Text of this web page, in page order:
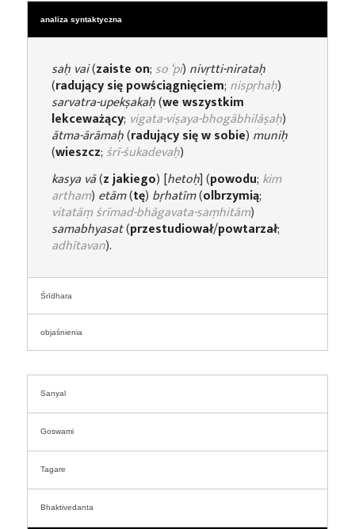
analiza syntaktyczna
saḥ vai(zaiste on; so ‘pi) nivṛtti-nirataḥ
(radujący się powściągnięciem; nispṛhaḥ)
sarvatra-upekṣakaḥ(we wszystkim
lekceważący; vigata-viṣaya-bhogābhilāṣaḥ)
ātma-ārāmaḥ(radujący się w sobie) muniḥ
(wieszcz; śrī-śukadevaḥ)
kasya vā(z jakiego) [hetoḥ] (powodu; kim
artham) etām(tę) bṛhatīm(olbrzymią;
vitatāṃ śrīmad-bhāgavata-saṃhitām)
samabhyasat(przestudiował/powtarzał;
adhītavan).
Śrīdhara
objaśnienia
Sanyal
Goswami
Tagare
Bhaktivedanta